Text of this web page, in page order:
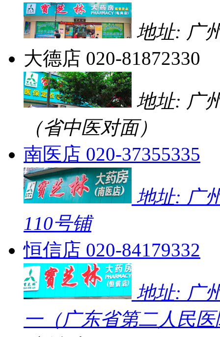
地址: 广
大德店 020-81872330
地址: 广
（省中医对面）
南医店 020-37355335
地址: 广
110号铺
恒信店 020-84179332
地址: 广
一（广东省第二人民